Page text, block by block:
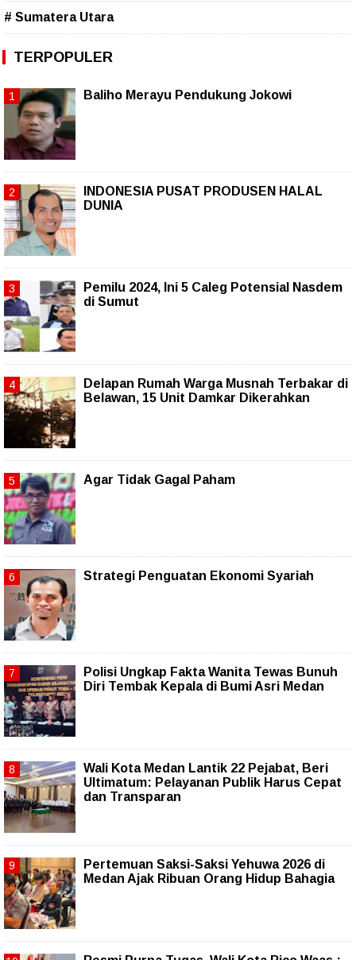
# Sumatera Utara
TERPOPULER
Baliho Merayu Pendukung Jokowi
INDONESIA PUSAT PRODUSEN HALAL
DUNIA
Pemilu 2024, Ini 5 Caleg Potensial Nasdem
di Sumut
Delapan Rumah Warga Musnah Terbakar di
Belawan, 15 Unit Damkar Dikerahkan
Agar Tidak Gagal Paham
Strategi Penguatan Ekonomi Syariah
Polisi Ungkap Fakta Wanita Tewas Bunuh
Diri Tembak Kepala di Bumi Asri Medan
Wali Kota Medan Lantik 22 Pejabat, Beri
Ultimatum: Pelayanan Publik Harus Cepat
dan Transparan
Pertemuan Saksi-Saksi Yehuwa 2026 di
Medan Ajak Ribuan Orang Hidup Bahagia